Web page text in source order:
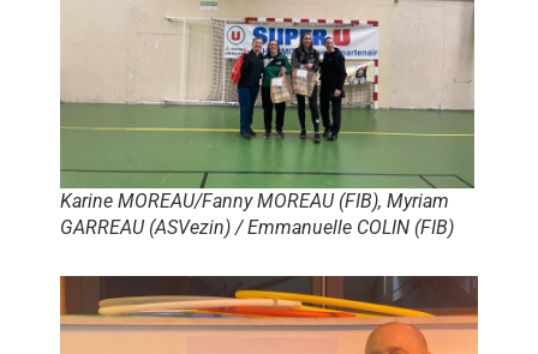
Karine MOREAU/Fanny MOREAU (FIB), Myriam
GARREAU (ASVezin) / Emmanuelle COLIN (FIB)